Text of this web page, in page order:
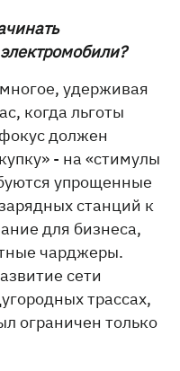
удерживая
когда льготы
должен
- на «стимулы
упрощенные
станций к
для бизнеса,
чарджеры.
сети
трассах,
ограничен только